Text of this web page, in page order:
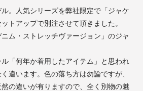
。人気シリーズを弊社限定で「ジャケ
トアップで別注させて頂きました。
ム・ストレッチヴァージョン」のジャ
ル「何年か着用したアイテム」と思われ
違います。色の落ち方は勿論ですが、
の違いが有りますので、全く別物の魅